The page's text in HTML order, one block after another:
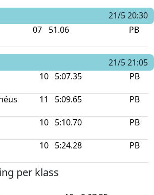
21/5 20:30
07 51.06 PB
21/5 21:05
10 5:07.35 PB
11 5:09.65 PB
10 5:10.70 PB
10 5:24.28 PB
per klass